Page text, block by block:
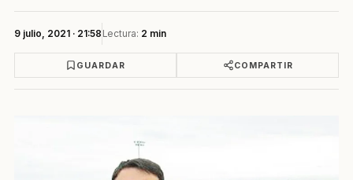
9 julio, 2021 · 21:58 Lectura: 2 min
GUARDAR COMPARTIR